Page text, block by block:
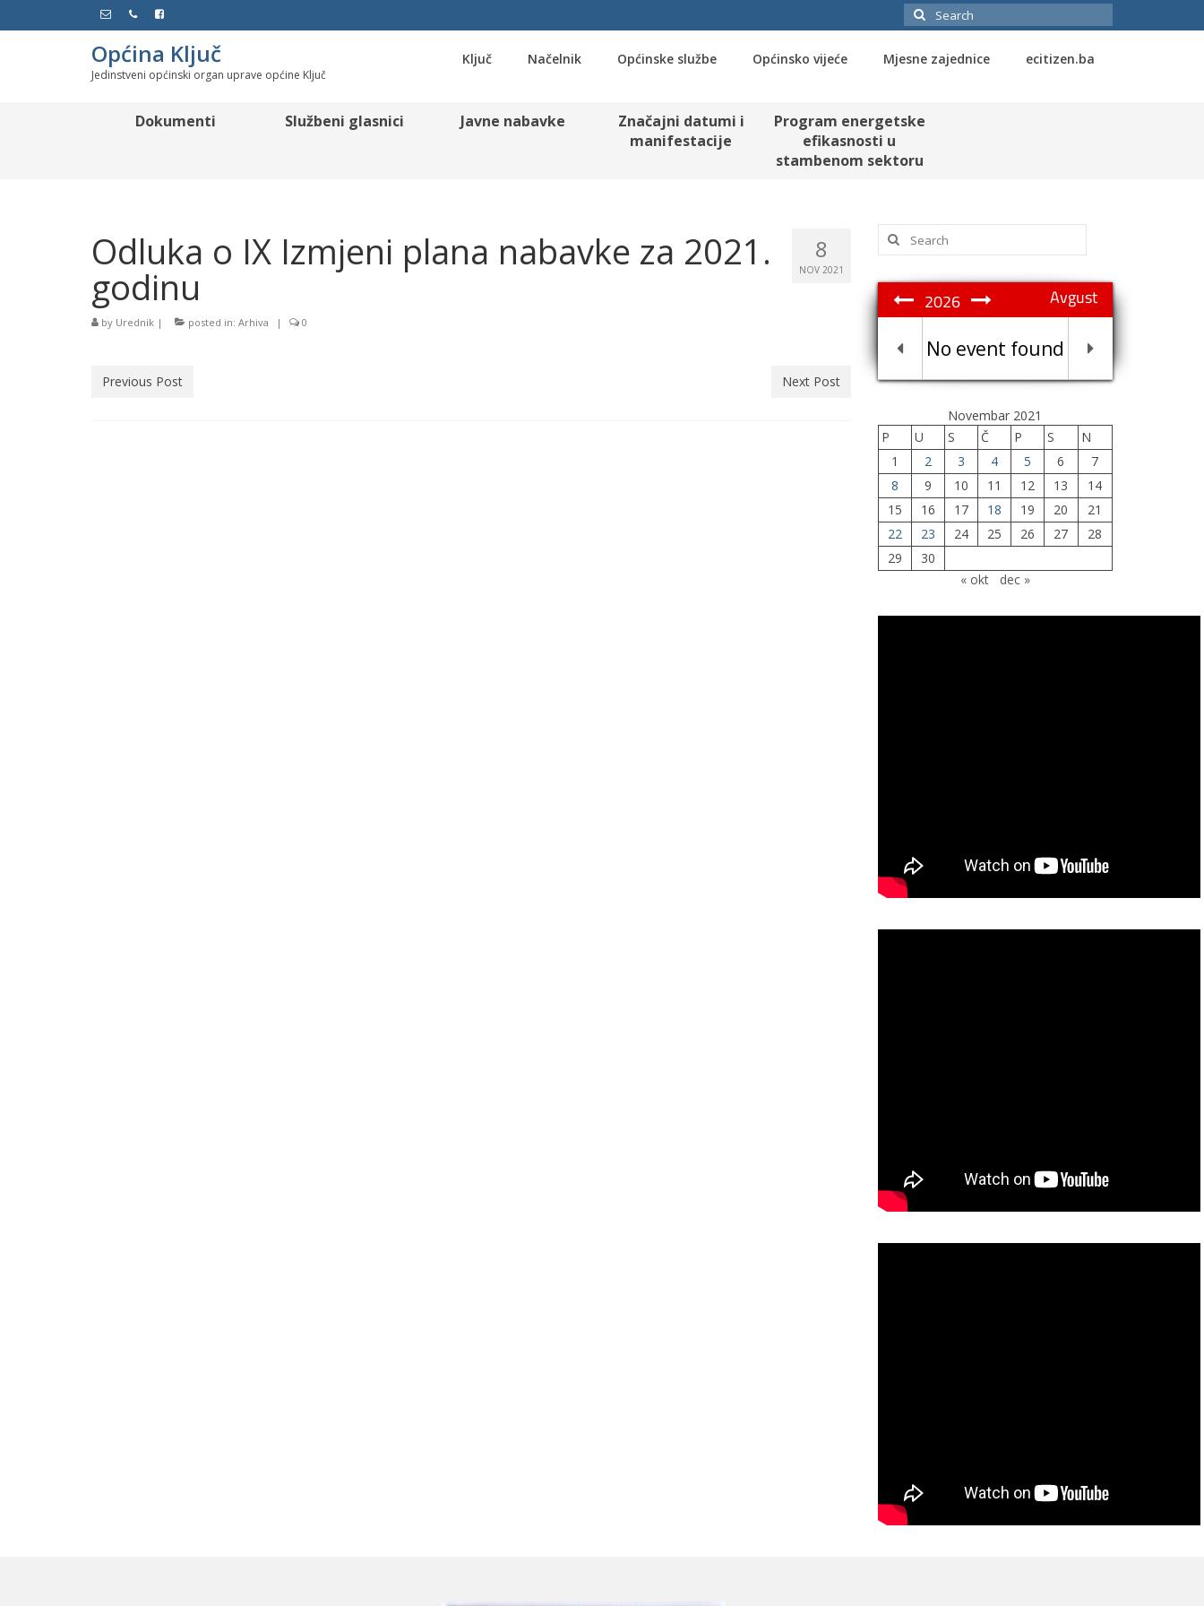
Search
for:
Općina Ključ
Jedinstveni općinski organ uprave općine Ključ
Ključ Načelnik Općinske službe Općinsko vijeće Mjesne zajednice ecitizen.ba
Dokumenti Službeni glasnici Javne nabavke
Značajni datumi i
manifestacije
Program energetske
efikasnosti u
stambenom sektoru
8
NOV 2021
Odluka o IX Izmjeni plana nabavke za 2021.
godinu
by Urednik | posted in: Arhiva | 0
Previous Post Next Post
Search
for:
Avgust
2026
No event found
Novembar 2021
P
U S Č P S
N
1
2 3 4 5 6
7
8
9 10 11 12 13
14
15
16 17 18 19 20
21
22
23 24 25 26 27
28
29
30
« okt
dec »